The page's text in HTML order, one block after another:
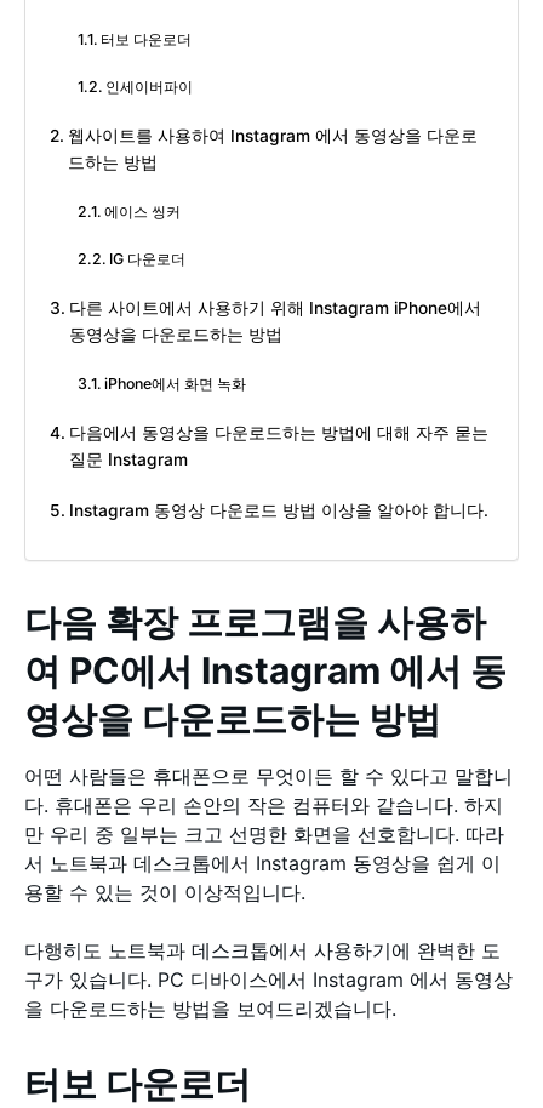
터보 다운로더
인세이버파이
웹사이트를 사용하여 Instagram 에서 동영상을 다운로
드하는 방법
에이스 씽커
IG 다운로더
다른 사이트에서 사용하기 위해 Instagram iPhone에서
동영상을 다운로드하는 방법
iPhone에서 화면 녹화
다음에서 동영상을 다운로드하는 방법에 대해 자주 묻는
질문 Instagram
Instagram 동영상 다운로드 방법 이상을 알아야 합니다.
다음 확장 프로그램을 사용하
여 PC에서 Instagram 에서 동
영상을 다운로드하는 방법
어떤 사람들은 휴대폰으로 무엇이든 할 수 있다고 말합니
다. 휴대폰은 우리 손안의 작은 컴퓨터와 같습니다. 하지
만 우리 중 일부는 크고 선명한 화면을 선호합니다. 따라
서 노트북과 데스크톱에서 Instagram 동영상을 쉽게 이
용할 수 있는 것이 이상적입니다.
다행히도 노트북과 데스크톱에서 사용하기에 완벽한 도
구가 있습니다. PC 디바이스에서 Instagram 에서 동영상
을 다운로드하는 방법을 보여드리겠습니다.
터보 다운로더